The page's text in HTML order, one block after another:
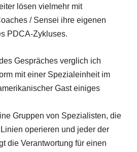
lösen vielmehr mit
/ Sensei ihre eigenen
PDCA-Zykluses.
Gespräches verglich ich
mit einer Spezialeinheit im
Gast einiges
Gruppen von Spezialisten, die
operieren und jeder der
die Verantwortung für einen